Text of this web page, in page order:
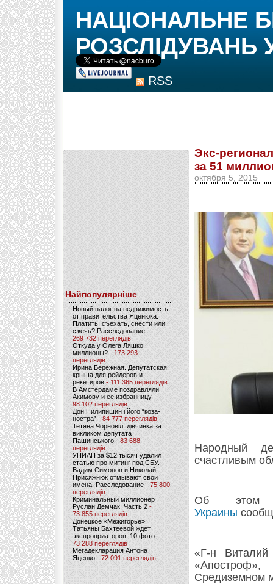
RSS
НАЦІОНАЛЬНЕ
РОЗСЛІДУВАНЬ
Найпопулярніше
Новый налог на недвижимость
от правительства Яценюка.
Платить, съехать, снести или
сжечь? Расследование-
269 732 переглядів
Откуда у Олега Ляшко
миллионы? - 173 293
переглядів
Ирина Бережная. Депутатская
крыша для рейдеров и
рекетиров - 111 365 переглядів
В Амстердаме поздравляли
Акимову и ее избранницу -
98 102 переглядів
Дон Пилипишин і його “коза-
ностра” - 84 777 переглядів
Тетяна Чорновіл: дівчинка за
викликом депутата
Пашинського- 83 688
переглядів
УНИАН за $12 тысяч удалил
статью про митинг под СБУ.
Вадим Симонов и Николай
Присяжнюк отмывают свои
имена. Расследование - 75 800
переглядів
Криминальный миллионер
Руслан Демчак. Часть 2-
73 855 переглядів
Донецкое «Межигорье»
Татьяны Бахтеевой ждет
экспроприаторов. 10 фото -
73 288 переглядів
Мегадекларация Антона
Яценко - 72 091 переглядів
Экс-
за 51
октября 5, 2015
Народный
счастливым
Об
Украины
«Г-н
Средиземном